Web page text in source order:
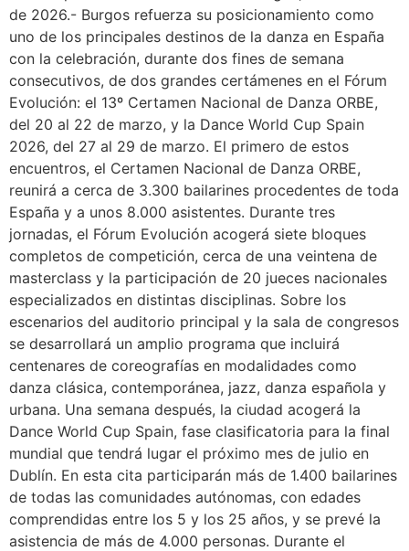
de 2026.- Burgos refuerza su posicionamiento como
uno de los principales destinos de la danza en España
con la celebración, durante dos fines de semana
consecutivos, de dos grandes certámenes en el Fórum
Evolución: el 13º Certamen Nacional de Danza ORBE,
del 20 al 22 de marzo, y la Dance World Cup Spain
2026, del 27 al 29 de marzo. El primero de estos
encuentros, el Certamen Nacional de Danza ORBE,
reunirá a cerca de 3.300 bailarines procedentes de toda
España y a unos 8.000 asistentes. Durante tres
jornadas, el Fórum Evolución acogerá siete bloques
completos de competición, cerca de una veintena de
masterclass y la participación de 20 jueces nacionales
especializados en distintas disciplinas. Sobre los
escenarios del auditorio principal y la sala de congresos
se desarrollará un amplio programa que incluirá
centenares de coreografías en modalidades como
danza clásica, contemporánea, jazz, danza española y
urbana. Una semana después, la ciudad acogerá la
Dance World Cup Spain, fase clasificatoria para la final
mundial que tendrá lugar el próximo mes de julio en
Dublín. En esta cita participarán más de 1.400 bailarines
de todas las comunidades autónomas, con edades
comprendidas entre los 5 y los 25 años, y se prevé la
asistencia de más de 4.000 personas. Durante el